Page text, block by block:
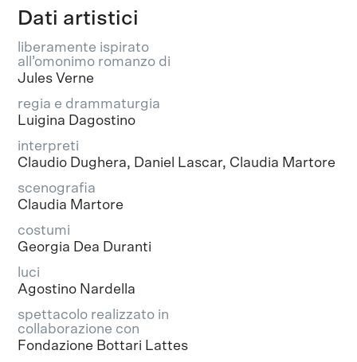
Dati artistici
liberamente ispirato
all’omonimo romanzo di
Jules Verne
regia e drammaturgia
Luigina Dagostino
interpreti
Claudio Dughera, Daniel Lascar, Claudia Martore
scenografia
Claudia Martore
costumi
Georgia Dea Duranti
luci
Agostino Nardella
spettacolo realizzato in
collaborazione con
Fondazione Bottari Lattes